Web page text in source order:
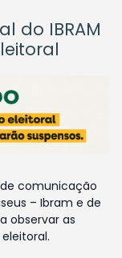
do IBRAM
comunicação
– Ibram e de
observar as